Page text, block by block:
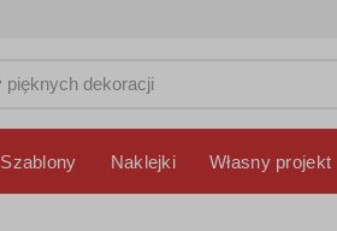
Szablony Naklejki Własny projekt